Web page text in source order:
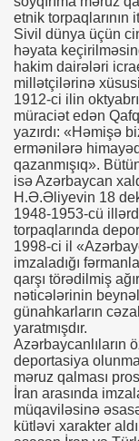
etnik torpaqlarının
Sivil dünya üçün
həyata
hakim dairələri
millətçilərinə
1912-ci ilin
müraciət edən
yazırdı: «Həmişə
ermənilərə
qazanmışıq».
isə Azərbaycan
H.Ə.Əliyevin 18
1948-1953-cü
torpaqlarında
1998-ci il
imzaladığı
qarşı törədilmiş
nəticələrinin
günahkarların
yaratmışdır.
Azərbaycanlıların
deportasiya
məruz qalması
İran arasında
müqaviləsinə
kütləvi xarakter